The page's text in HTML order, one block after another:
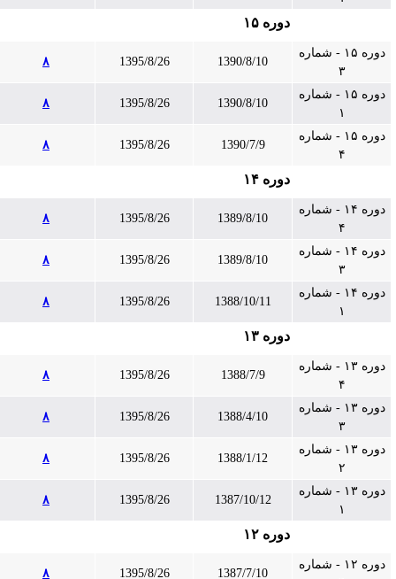
دوره ۱۵
دوره ۱۵ - شماره
1390/8/10
1395/8/26
دوره ۱۵ - شماره
1390/8/10
1395/8/26
دوره ۱۵ - شماره
1390/7/9
1395/8/26
دوره ۱۴
دوره ۱۴ - شماره
1389/8/10
1395/8/26
دوره ۱۴ - شماره
1389/8/10
1395/8/26
دوره ۱۴ - شماره
1388/10/11
1395/8/26
دوره ۱۳
دوره ۱۳ - شماره
1388/7/9
1395/8/26
دوره ۱۳ - شماره
1388/4/10
1395/8/26
دوره ۱۳ - شماره
1388/1/12
1395/8/26
دوره ۱۳ - شماره
1387/10/12
1395/8/26
دوره ۱۲
دوره ۱۲ - شماره
1387/7/10
1395/8/26